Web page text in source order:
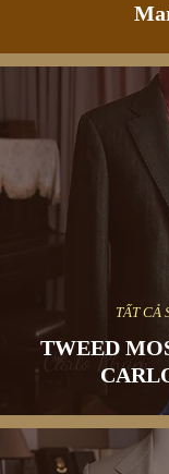
TWEED
TẤT CẢ